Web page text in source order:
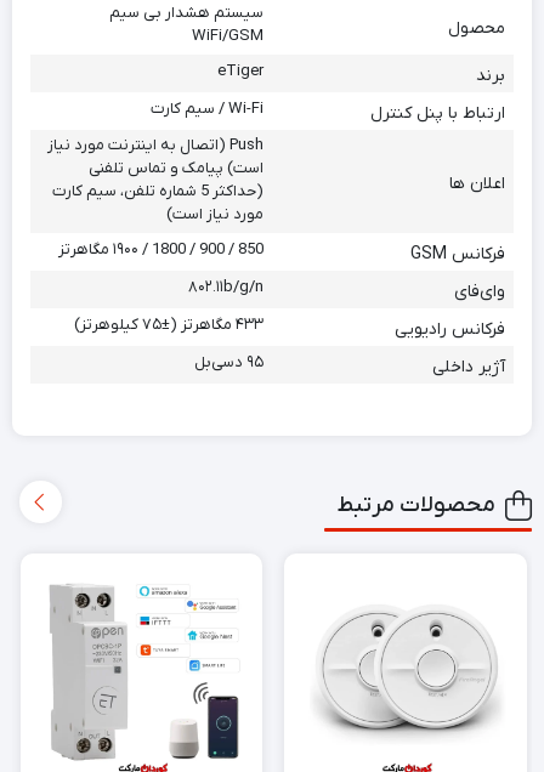
محصول
سیستم هشدار بی سیم
WiFi/GSM
برند eTiger
ارتباط با پنل کنترل Wi-Fi / سیم کارت
اعلان ها
Push (اتصال به اینترنت مورد نیاز
است) پیامک و تماس تلفنی
(حداکثر 5 شماره تلفن، سیم کارت
مورد نیاز است)
فرکانس GSM 850 / 900 / 1800 / ۱۹۰۰ مگاهرتز
وای‌فای ۸۰۲.۱۱b/g/n
فرکانس رادیویی ۴۳۳ مگاهرتز (±۷۵ کیلوهرتز)
آژیر داخلی ۹۵ دسی‌بل
محصولات مرتبط